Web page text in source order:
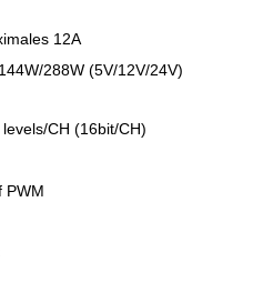
12A
288W (5V/12V/24V)
CH (16bit/CH)
PWM